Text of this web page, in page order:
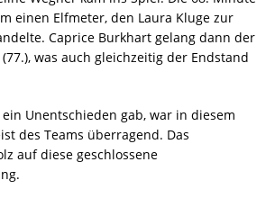
einen Elfmeter, den Laura Kluge zur
Caprice Burkhart gelang dann der
was auch gleichzeitig der Endstand
ein Unentschieden gab, war in diesem
des Teams überragend. Das
auf diese geschlossene